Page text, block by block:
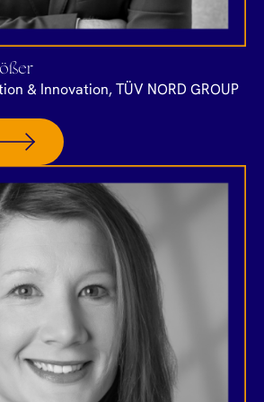
& Innovation, TÜV NORD GROUP